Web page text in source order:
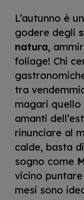
L’autunno è
godere degli
natura,
foliage! Chi
tra
magari quello
amanti
rinunciare al
calde, basta
sogno come
vicino
mesi sono